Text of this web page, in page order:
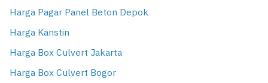
Harga Pagar Panel Beton Depok
Harga Kanstin
Harga Box Culvert Jakarta
Harga Box Culvert Bogor